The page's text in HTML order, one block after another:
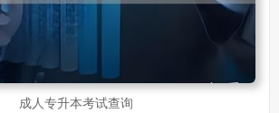
成人专升本考试查询